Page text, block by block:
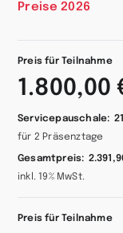
Preise 2026
Preis für Teilnahme
1.800,00
Servicepauschale:
für 2 Präsenztage
Gesamtpreis:
inkl. 19% MwSt.
Preis für Teilnahme